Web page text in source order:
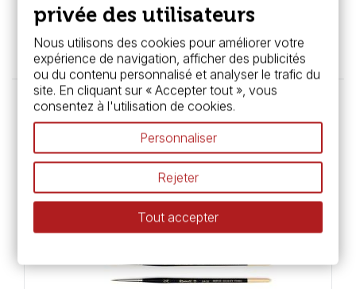
Pincelier bambou - Raphaël
7,99 €
privée des utilisateurs
Nous utilisons des cookies pour améliorer votre
expérience de navigation, afficher des publicités
ou du contenu personnalisé et analyser le trafic du
site. En cliquant sur « Accepter tout », vous
consentez à l'utilisation de cookies.
Personnaliser
Rejeter
Tout accepter